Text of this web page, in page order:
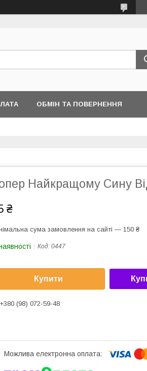
ОБМІН ТА ПОВЕРНЕННЯ
Найкращому Сину
₴
сума замовлення на сайті — 150 ₴
Код: 0447
Купити
+380 (98) 072-59-48